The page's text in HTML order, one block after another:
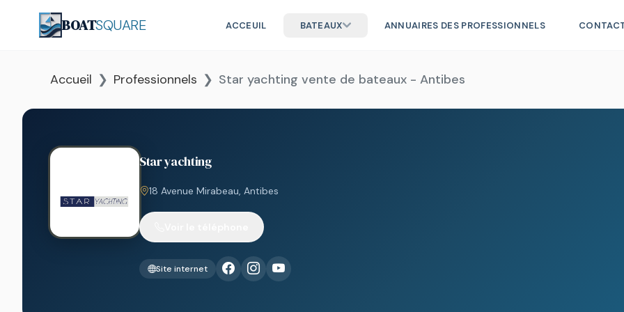
BOATSQUARE ACCEUIL BATEAUX ANNUAIRES DES PROFESSIONNELS
Accueil Professionnels Star yachting vente de bateaux - Antibes
Star yachting
18 Avenue Mirabeau, Antibes
Site internet